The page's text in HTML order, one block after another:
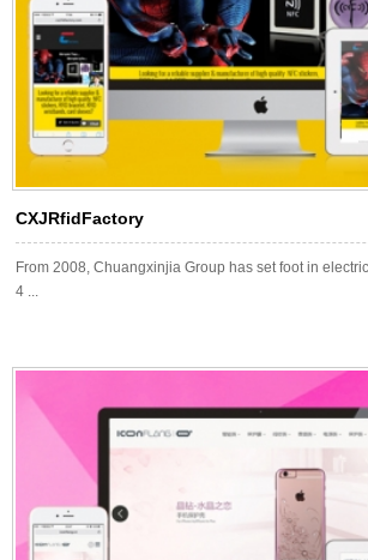
CXJRfidFactory
From 2008, Chuangxinjia Group has set foot in
4 ...